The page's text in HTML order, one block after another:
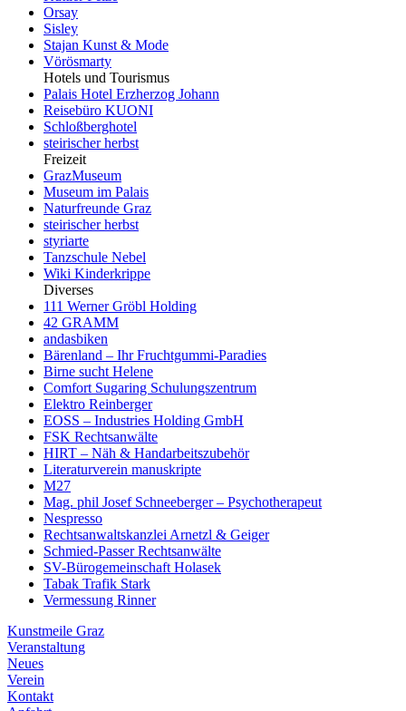
Orsay
Sisley
Stajan Kunst & Mode
Vörösmarty
Hotels und Tourismus
Palais Hotel Erzherzog Johann
Reisebüro KUONI
Schloßberghotel
steirischer herbst
Freizeit
GrazMuseum
Museum im Palais
Naturfreunde Graz
steirischer herbst
styriarte
Tanzschule Nebel
Wiki Kinderkrippe
Diverses
111 Werner Gröbl Holding
42 GRAMM
andasbiken
Bärenland – Ihr Fruchtgummi-Paradies
Birne sucht Helene
Comfort Sugaring Schulungszentrum
Elektro Reinberger
EOSS – Industries Holding GmbH
FSK Rechtsanwälte
HIRT – Näh & Handarbeitszubehör
Literaturverein manuskripte
M27
Mag. phil Josef Schneeberger – Psychotherapeut
Nespresso
Rechtsanwaltskanzlei Arnetzl & Geiger
Schmied-Passer Rechtsanwälte
SV-Bürogemeinschaft Holasek
Tabak Trafik Stark
Vermessung Rinner
Kunstmeile Graz
Veranstaltung
Neues
Verein
Kontakt